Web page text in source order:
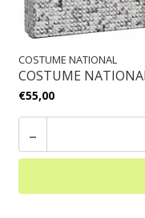
COSTUME NATIONAL
COSTUME
€55,00
-